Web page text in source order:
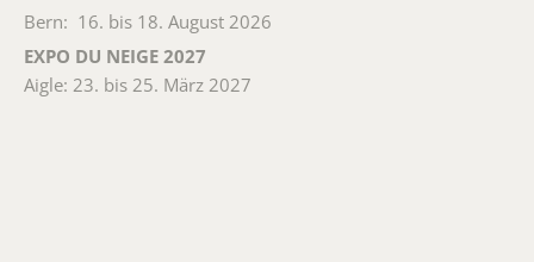
Bern: 16. bis 18. August 2026
EXPO DU NEIGE 2027
Aigle: 23. bis 25. März 2027